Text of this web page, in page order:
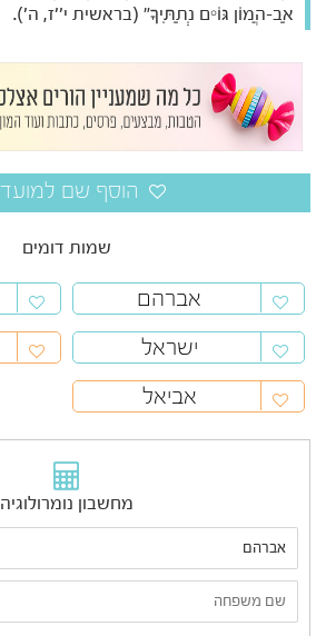
אַב-הֲמוֹן גּוֹיִם נְתַתִּיךָ" (בראשית י''ז, ה').
שמות דומים
אברהם
ישראל
אביאל
מחשבון נומרולוגיה